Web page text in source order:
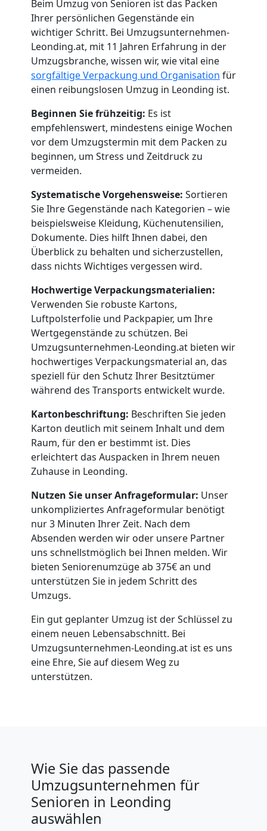
Beim Umzug von Senioren ist das Packen
Ihrer persönlichen Gegenstände ein
wichtiger Schritt. Bei Umzugsunternehmen-
Leonding.at, mit 11 Jahren Erfahrung in der
Umzugsbranche, wissen wir, wie vital eine
sorgfältige Verpackung und Organisation für
einen reibungslosen Umzug in Leonding ist.
Beginnen Sie frühzeitig: Es ist
empfehlenswert, mindestens einige Wochen
vor dem Umzugstermin mit dem Packen zu
beginnen, um Stress und Zeitdruck zu
vermeiden.
Systematische Vorgehensweise: Sortieren
Sie Ihre Gegenstände nach Kategorien – wie
beispielsweise Kleidung, Küchenutensilien,
Dokumente. Dies hilft Ihnen dabei, den
Überblick zu behalten und sicherzustellen,
dass nichts Wichtiges vergessen wird.
Hochwertige Verpackungsmaterialien:
Verwenden Sie robuste Kartons,
Luftpolsterfolie und Packpapier, um Ihre
Wertgegenstände zu schützen. Bei
Umzugsunternehmen-Leonding.at bieten wir
hochwertiges Verpackungsmaterial an, das
speziell für den Schutz Ihrer Besitztümer
während des Transports entwickelt wurde.
Kartonbeschriftung: Beschriften Sie jeden
Karton deutlich mit seinem Inhalt und dem
Raum, für den er bestimmt ist. Dies
erleichtert das Auspacken in Ihrem neuen
Zuhause in Leonding.
Nutzen Sie unser Anfrageformular: Unser
unkompliziertes Anfrageformular benötigt
nur 3 Minuten Ihrer Zeit. Nach dem
Absenden werden wir oder unsere Partner
uns schnellstmöglich bei Ihnen melden. Wir
bieten Seniorenumzüge ab 375€ an und
unterstützen Sie in jedem Schritt des
Umzugs.
Ein gut geplanter Umzug ist der Schlüssel zu
einem neuen Lebensabschnitt. Bei
Umzugsunternehmen-Leonding.at ist es uns
eine Ehre, Sie auf diesem Weg zu
unterstützen.
Wie Sie das passende
Umzugsunternehmen für
Senioren in Leonding
auswählen